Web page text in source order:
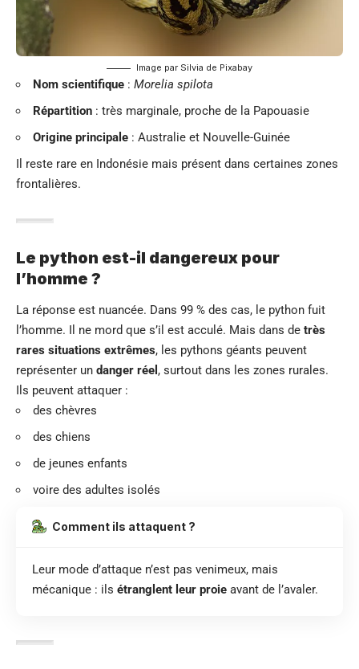
Image par Silvia de Pixabay
Nom scientifique : Morelia spilota
Répartition : très marginale, proche de la Papouasie
Origine principale : Australie et Nouvelle-Guinée
Il reste rare en Indonésie mais présent dans certaines zones
frontalières.
Le python est-il dangereux pour
l’homme ?
La réponse est nuancée. Dans 99 % des cas, le python fuit
l’homme. Il ne mord que s’il est acculé. Mais dans de très
rares situations extrêmes, les pythons géants peuvent
représenter un danger réel , surtout dans les zones rurales.
Ils peuvent attaquer :
des chèvres
des chiens
de jeunes enfants
voire des adultes isolés
Comment ils attaquent ?
Leur mode d’attaque n’est pas venimeux, mais
mécanique : ils étranglent leur proie avant de l’avaler.